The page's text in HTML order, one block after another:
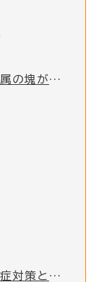
金属類（工具類・刃物類）※金属の塊がついた物で、一番長いところが50cm以内の物
新型コロナウィルスなどの感染症対策としてのご家庭でのマスク等の捨て方